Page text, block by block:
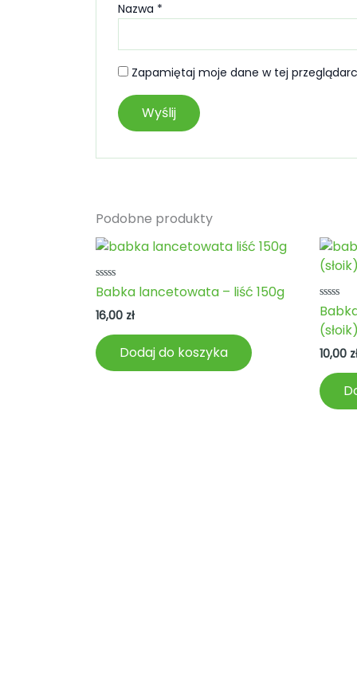
Nazwa *
Zapamiętaj moje dane w tej
Podobne produkty
Oceniono
0
na
5
Babka lancetowata – liść 150g
16,00 zł
Dodaj do koszyka
0
na
5
10,00